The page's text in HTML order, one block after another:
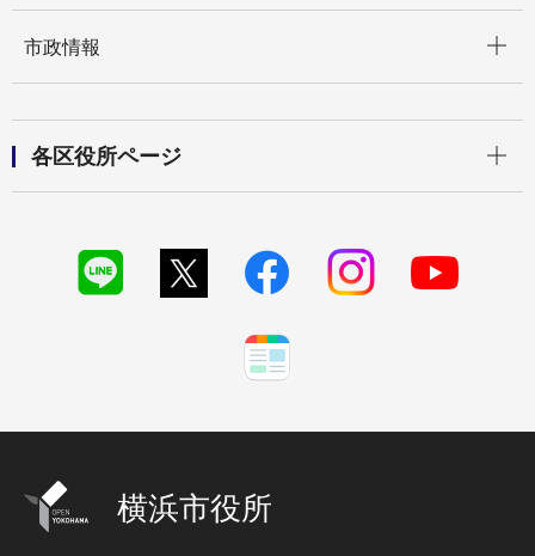
市政情報
各区役所ページ
横浜市役所